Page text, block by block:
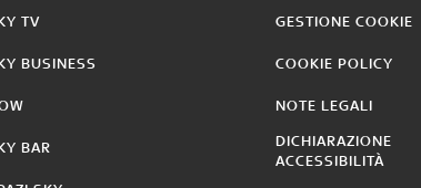
TV
BUSINESS
BAR
GESTIONE COOKIE
COOKIE POLICY
NOTE LEGALI
DICHIARAZIONE
ACCESSIBILITÀ